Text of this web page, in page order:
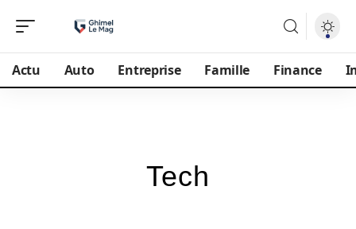
Actu Auto Entreprise Famille Finance
Tech